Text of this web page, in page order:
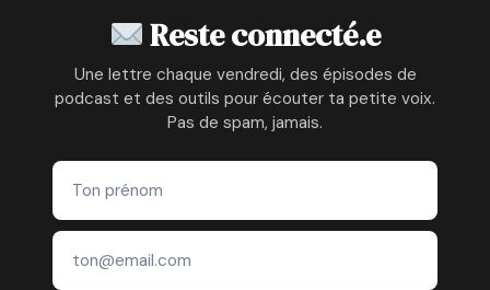
Reste connecté.e
Une lettre chaque vendredi, des épisodes de
podcast et des outils pour écouter ta petite voix.
Pas de spam, jamais.